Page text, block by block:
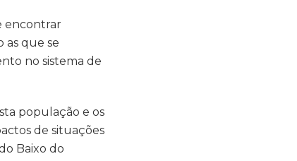
encontrar
as que se
no sistema de
população e os
de situações
Baixo do